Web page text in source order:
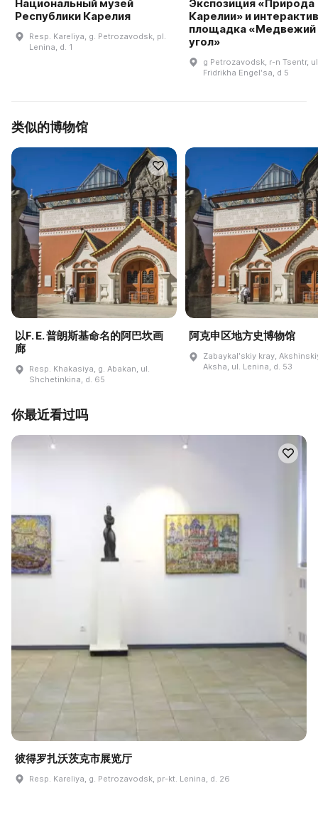
Национальный музей
Республики Карелия
Resp. Kareliya, g. Petrozavodsk, pl.
Lenina, d. 1
Экспозиция «Природа
Карелии» и
площадка «Медвежий
угол»
g Petrozavodsk, r-n Tsentr, ul
Fridrikha Engelʹsa, d 5
类似的博物馆
以F. E. 普朗斯基命名的阿巴坎画
廊
Resp. Khakasiya, g. Abakan, ul.
Shchetinkina, d. 65
阿克申区地方史博物馆
Zabaykalʹskiy kray,
Aksha, ul. Lenina, d. 53
你最近看过吗
彼得罗扎沃茨克市展览厅
Resp. Kareliya, g. Petrozavodsk, pr-kt. Lenina, d. 26